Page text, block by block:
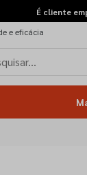
É cliente
e eficácia